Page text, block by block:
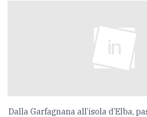
Dalla Garfagnana all’isola d’Elba,